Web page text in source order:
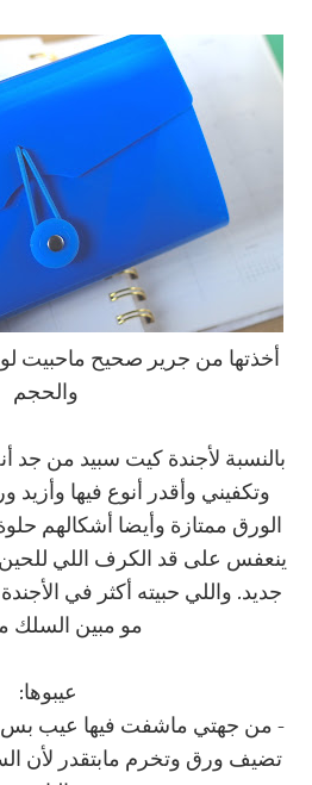
أخذتها من جرير صحيح ماحبيت
والحجم
بالنسبة لأجندة كيت سبيد من جد
وتكفيني وأقدر أنوع فيها
الورق ممتازة وأيضا أشكالهم
ينعفس على قد الكرف اللي
جديد. واللي حبيته أكثر في
مو مبين السلك
عيبوها:
- من جهتي ماشفت فيها عيب بس
تضيف ورق وتخرم مابتقدر لأن